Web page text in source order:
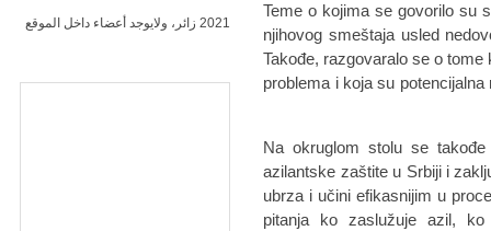
Teme o kojima se govorilo su
njihovog smeštaja usled
Takođe, razgovaralo se o
problema i koja su
Na okruglom stolu se
azilantske zaštite u Srbiji i
ubrza i učini efikasnijim u
pitanja ko zaslužuje azil,
2021 زائر، ولايوجد أعضاء داخل الموقع